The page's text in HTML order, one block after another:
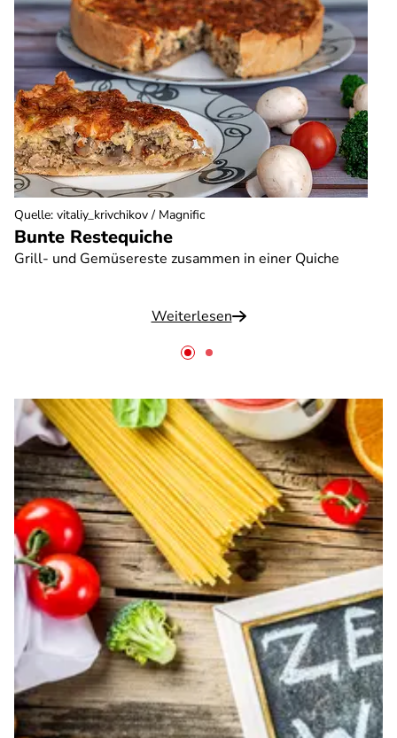
Bunte Restequiche
Grill- und Gemüsereste zusammen in einer Quiche
Weiterlesen
Quelle: vitaliy_krivchikov / Magnific